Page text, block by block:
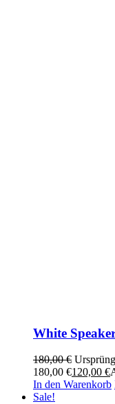
White
180,00€
180,00 €120,00 €
In den Warenkorb
Sale!